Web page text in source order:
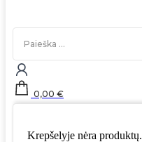
Search
0,00 €
Krepšelyje nėra produktų.